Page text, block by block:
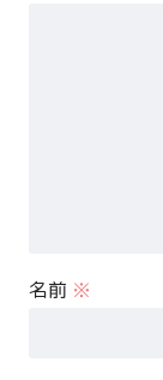
名前 ※